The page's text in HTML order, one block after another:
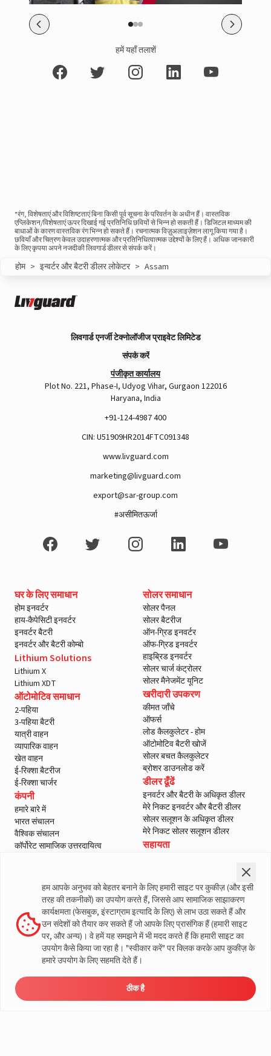
हमें यहाँ तलाशें
*रंग, विशेषताएं और विशिष्टताएं बिना किसी पूर्व सूचना के परिवर्तन के अधीन हैं। वास्तविक
एप्लिकेशन/विशेषताएं ऊपर दिखाई गई प्रतिनिधि छवियों से भिन्न हो सकती हैं। डिजिटल माध्यम की
बाधाओं के कारण वास्तविक रंग भिन्न हो सकते हैं। रचनात्मक विज़ुअलाइज़ेशन लागू किया गया है।
छवियाँ और चित्रण केवल उदाहरणात्मक और प्रतिनिधित्वात्मक उद्देश्यों के लिए हैं। अधिक जानकारी
के लिए कृपया अपने नजदीकी लिवगार्ड डीलर से संपर्क करें।
होम > इन्वर्टर और बैटरी डीलर लोकेटर > Assam
लिवगार्ड एनर्जी टेक्नोलॉजीज प्राइवेट लिमिटेड
संपर्क करें
पंजीकृत कार्यालय
Plot No. 221, Phase-I, Udyog Vihar, Gurgaon 122016
Haryana, India
+91-124-4987 400
CIN: U51909HR2014FTC091348
www.livguard.com
marketing@livguard.com
export@sar-group.com
#असीमितऊर्जा
घर के लिए समाधान
होम इनवर्टर
हाय-कैपेसिटी इनवर्टर
इनवर्टर बैटरी
इनवर्टर और बैटरी कोम्बो
Lithium Solutions
Lithium X
Lithium XDT
ऑटोमोटिव समाधान
2-पहिया
3-पहिया बैटरी
यात्री वाहन
व्यापारिक वाहन
खेत वाहन
ई-रिक्शा बैटरीज
ई-रिक्शा चार्जर
कंपनी
हमारे बारे में
भारत संचालन
वैश्विक संचालन
कॉर्पोरेट सामाजिक उत्तरदायित्व
मीडिया और गैलरी
वीडियो
सोलर समाधान
सोलर पैनल
सोलर बैटरीज
ऑन-ग्रिड इनवर्टर
ऑफ-ग्रिड इनवर्टर
हाइब्रिड इनवर्टर
सोलर चार्ज कंट्रोलर
सोलर मैनेजमेंट यूनिट
खरीदारी उपकरण
कीमत जाँचे
ऑफर्स
लोड कैलकुलेटर - होम
ऑटोमोटिव बैटरी खोजें
सोलर बचत कैलकुलेटर
ब्रोशर डाउनलोड करें
डीलर ढूँढें
इनवर्टर और बैटरी के अधिकृत डीलर
मेरे निकट इनवर्टर और बैटरी डीलर
सोलर सलूशन के अधिकृत डीलर
मेरे निकट सोलर सलूशन डीलर
सहायता
वारंटी पंजीकरण
ग्राहक नीतियां
नियम और शर्तें
सेल्स वापसी नीति
गोपनीयता नीति
लिवगार्ड के बारे में अधिक जानकारी
© लिवगार्ड 2023। सभी अधिकार सुरक्षित
हम आपके अनुभव को बेहतर बनाने के लिए हमारी साइट पर कुकीज़ (और इसी
तरह की तकनीकों) का उपयोग करते हैं, जिससे आप सामाजिक साझाकरण
कार्यक्षमता (फेसबुक, इंस्टाग्राम इत्यादि के लिए) से लाभ उठा सकते हैं और
उन संदेशों को तैयार कर सकते हैं जो आपके लिए प्रासंगिक हैं (हमारी साइट
पर, और अन्य)। वे हमें यह समझने में भी मदद करते हैं कि हमारी साइट का
उपयोग कैसे किया जा रहा है। "स्वीकार करें" पर क्लिक करके आप कुकीज़ के
हमारे उपयोग के लिए सहमति देते हैं।
ठीक है
समाधान
लोड कैलकुलेटर